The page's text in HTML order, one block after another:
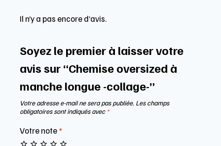
Il n’y a pas encore d’avis.
Soyez le premier à laisser votre
avis sur “Chemise oversized à
manche longue -collage-”
Votre adresse e-mail ne sera pas publiée. Les champs
obligatoires sont indiqués avec *
Votre note*